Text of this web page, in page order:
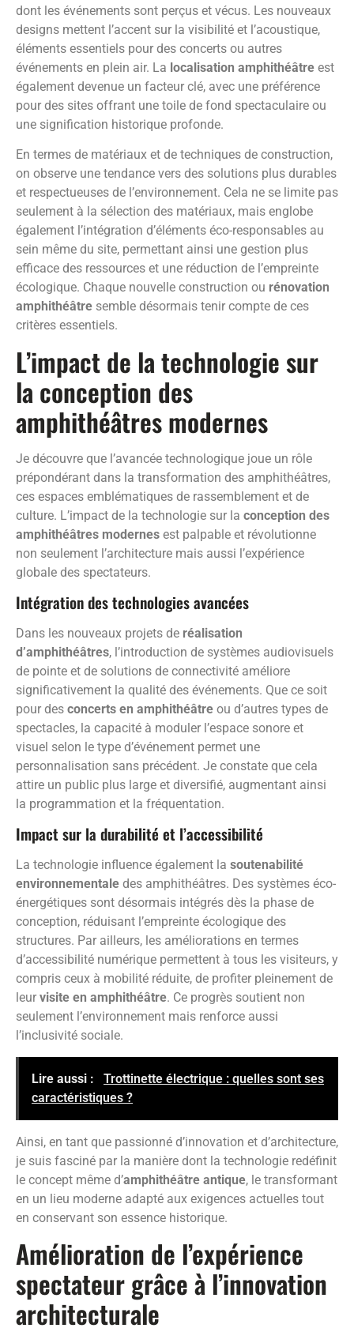
dont les événements sont perçus et vécus. Les nouveaux
designs mettent l’accent sur la visibilité et l’acoustique,
éléments essentiels pour des concerts ou autres
événements en plein air. La localisation amphithéâtre est
également devenue un facteur clé, avec une préférence
pour des sites offrant une toile de fond spectaculaire ou
une signification historique profonde.
En termes de matériaux et de techniques de construction,
on observe une tendance vers des solutions plus durables
et respectueuses de l’environnement. Cela ne se limite pas
seulement à la sélection des matériaux, mais englobe
également l’intégration d’éléments éco-responsables au
sein même du site, permettant ainsi une gestion plus
efficace des ressources et une réduction de l’empreinte
écologique. Chaque nouvelle construction ou rénovation
amphithéâtre semble désormais tenir compte de ces
critères essentiels.
L’impact de la technologie sur
la conception des
amphithéâtres modernes
Je découvre que l’avancée technologique joue un rôle
prépondérant dans la transformation des amphithéâtres,
ces espaces emblématiques de rassemblement et de
culture. L’impact de la technologie sur la conception des
amphithéâtres modernes est palpable et révolutionne
non seulement l’architecture mais aussi l’expérience
globale des spectateurs.
Intégration des technologies avancées
Dans les nouveaux projets de réalisation
d’amphithéâtres, l’introduction de systèmes audiovisuels
de pointe et de solutions de connectivité améliore
significativement la qualité des événements. Que ce soit
pour des concerts en amphithéâtre ou d’autres types de
spectacles, la capacité à moduler l’espace sonore et
visuel selon le type d’événement permet une
personnalisation sans précédent. Je constate que cela
attire un public plus large et diversifié, augmentant ainsi
la programmation et la fréquentation.
Impact sur la durabilité et l’accessibilité
La technologie influence également la soutenabilité
environnementale des amphithéâtres. Des systèmes éco-
énergétiques sont désormais intégrés dès la phase de
conception, réduisant l’empreinte écologique des
structures. Par ailleurs, les améliorations en termes
d’accessibilité numérique permettent à tous les visiteurs, y
compris ceux à mobilité réduite, de profiter pleinement de
leur visite en amphithéâtre. Ce progrès soutient non
seulement l’environnement mais renforce aussi
l’inclusivité sociale.
Lire aussi :
Trottinette électrique : quelles sont ses
caractéristiques ?
Ainsi, en tant que passionné d’innovation et d’architecture,
je suis fasciné par la manière dont la technologie redéfinit
le concept même d’amphithéâtre antique, le transformant
en un lieu moderne adapté aux exigences actuelles tout
en conservant son essence historique.
Amélioration de l’expérience
spectateur grâce à l’innovation
architecturale